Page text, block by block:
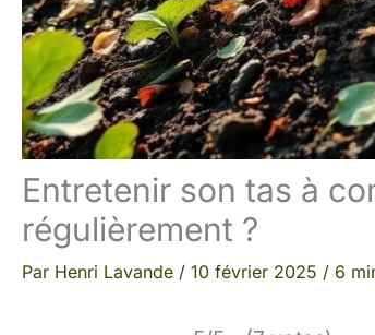
Entretenir son tas à
régulièrement ?
Par Henri Lavande / 10 février 2025 / 6